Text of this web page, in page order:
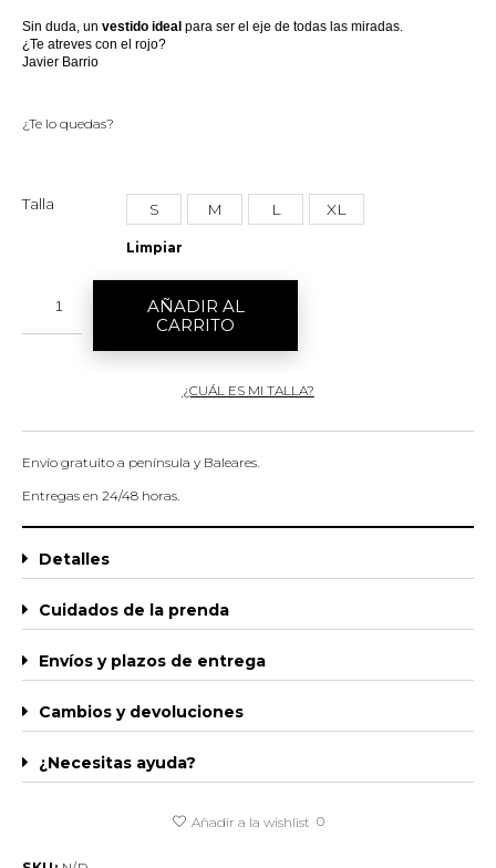
Sin duda, un vestido ideal para ser el eje de todas las miradas.
¿Te atreves con el rojo?
Javier Barrio
¿Te lo quedas?
Talla S M L XL
Limpiar
AÑADIR AL
CARRITO
¿CUÁL ES MI TALLA?
Envío gratuito a península y Baleares.
Entregas en 24/48 horas.
Detalles
Cuidados de la prenda
Envíos y plazos de entrega
Cambios y devoluciones
¿Necesitas ayuda?
Añadir a la wishlist 0